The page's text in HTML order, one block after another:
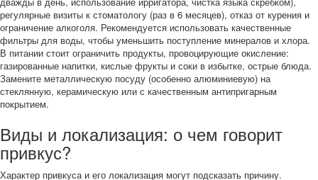
регулярные визиты к стоматологу (раз в 6 месяцев), отказ от курения и
ограничение алкоголя. Рекомендуется использовать качественные
фильтры для воды, чтобы уменьшить поступление минералов и хлора.
В питании стоит ограничить продукты, провоцирующие окисление:
газированные напитки, кислые фрукты и соки в избытке, острые блюда.
Замените металлическую посуду (особенно алюминиевую) на
стеклянную, керамическую или с качественным антипригарным
покрытием.
Виды и локализация: о чем говорит
привкус?
Характер привкуса и его локализация могут подсказать причину.